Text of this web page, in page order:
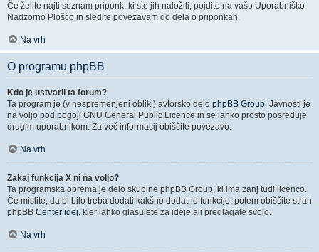
Če želite najti seznam priponk, ki ste jih naložili, pojdite na vašo Uporabniško
Nadzorno Ploščo in sledite povezavam do dela o priponkah.
Na vrh
O programu phpBB
Kdo je ustvaril ta forum?
Ta program je (v nespremenjeni obliki) avtorsko delo phpBB Group. Javnosti je
na voljo pod pogoji GNU General Public Licence in se lahko prosto posreduje
drugim uporabnikom. Za več informacij obiščite povezavo.
Na vrh
Zakaj funkcija X ni na voljo?
Ta programska oprema je delo skupine phpBB Group, ki ima zanj tudi licenco.
Če mislite, da bi bilo treba dodati kakšno dodatno funkcijo, potem obiščite stran
phpBB Center idej, kjer lahko glasujete za ideje ali predlagate svojo.
Na vrh